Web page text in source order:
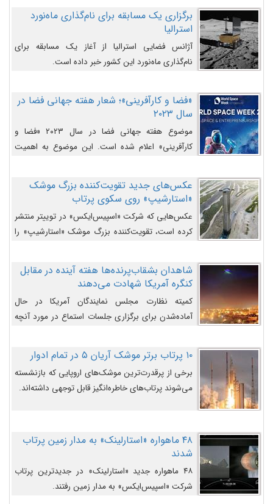
را وارد مسیر از پیش تعیین‌شده کند و سپس با یک
مکانیزم جدید با موفقیت از آن جدا شود. ‌
برگزاری یک مسابقه برای نام‌گذاری ماه‌نورد
استرالیا
آژانس فضایی استرالیا از آغاز یک مسابقه برای
نام‌گذاری ماه‌نورد این کشور خبر داده است.
«فضا و کارآفرینی»؛ شعار هفته جهانی فضا در
سال ۲۰۲۳
موضوع هفته جهانی فضا در سال ۲۰۲۳ «فضا و
کارآفرینی» اعلام شده است. این موضوع به اهمیت
روزافزون کارآفرینی در حوزه فضایی و مزایای جدیدی که
کارآفرینان این حوزه ایجاد می‌کنند، می‌پردازد.
عکس‌های جدید تقویت‌کننده بزرگ موشک
«استارشیپ» روی سکوی پرتاب
عکس‌هایی که شرکت «اسپیس‌ایکس» در توییتر منتشر
کرده است، تقویت‌کننده بزرگ موشک «استارشیپ» را
شاهدان بشقاب‌پرنده‌ها هفته آینده در مقابل
کنگره آمریکا شهادت می‌دهند
کمیته نظارت مجلس نمایندگان آمریکا در حال
آماده‌شدن برای برگزاری جلسات استماع در مورد آنچه
می‌دانند، است و قرار است افشاگران یوفوها هفته آینده
در مقابل آنها شهادت دهند.۱۰ پرتاب برتر موشک آریان ۵ در تمام ادوار
برخی از پرقدرت‌ترین موشک‌های اروپایی که بازنشسته
می‌شوند پرتاب‌های خاطره‌انگیز قابل توجهی داشته‌اند.
۴۸ ماهواره «استارلینک» به مدار زمین پرتاب
شدند
۴۸ ماهواره جدید «استارلینک» در جدیدترین پرتاب
شرکت «اسپیس‌ایکس» به مدار زمین رفتند.